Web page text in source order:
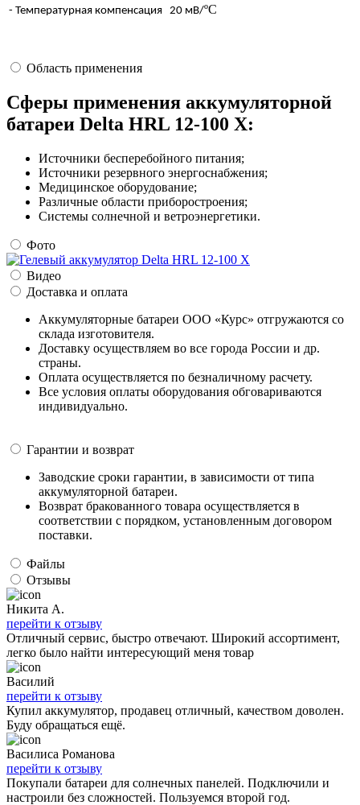
- Температурная компенсация 20 мВ/ºC
Область применения
Сферы применения аккумуляторной
батареи Delta HRL 12-100 X:
Источники бесперебойного питания;
Источники резервного энергоснабжения;
Медицинское оборудование;
Различные области приборостроения;
Системы солнечной и ветроэнергетики.
Фото
Видео
Доставка и оплата
Аккумуляторные батареи ООО «Курс» отгружаются со
склада изготовителя.
Доставку осуществляем во все города России и др.
страны.
Оплата осуществляется по безналичному расчету.
Все условия оплаты оборудования обговариваются
индивидуально.
Гарантии и возврат
Заводские сроки гарантии, в зависимости от типа
аккумуляторной батареи.
Возврат бракованного товара осуществляется в
соответствии с порядком, установленным договором
поставки.
Файлы
Отзывы
Никита А.
перейти к отзыву
Отличный сервис, быстро отвечают. Широкий ассортимент,
легко было найти интересующий меня товар
Василий
перейти к отзыву
Купил аккумулятор, продавец отличный, качеством доволен.
Буду обращаться ещё.
Василиса Романова
перейти к отзыву
Покупали батареи для солнечных панелей. Подключили и
настроили без сложностей. Пользуемся второй год.